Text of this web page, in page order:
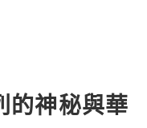
的神秘與華